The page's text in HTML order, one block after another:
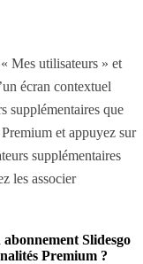
Mes utilisateurs » et
écran contextuel
supplémentaires que
et appuyez sur
supplémentaires
les associer
Slidesgo
Premium ?